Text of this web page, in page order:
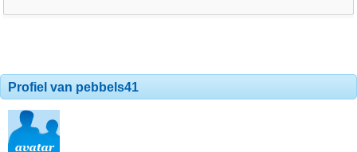
Profiel van pebbels41